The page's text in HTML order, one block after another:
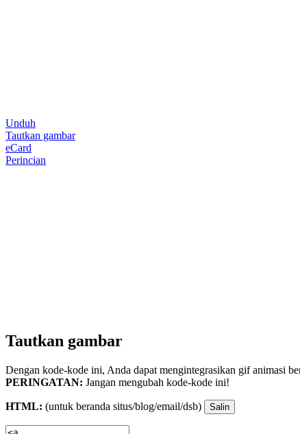
Unduh
Tautkan gambar
eCard
Perincian
Tautkan gambar
Dengan kode-kode ini, Anda dapat mengintegrasikan gif animasi
PERINGATAN: Jangan mengubah kode-kode ini!
HTML: (untuk beranda situs/blog/email/dsb) Salin